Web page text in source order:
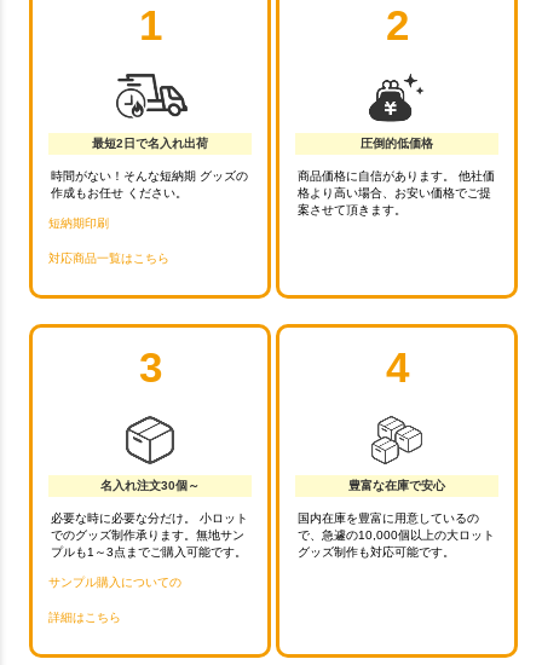
1
最短2日で名入れ出荷
時間がない！そんな短納期 グッズの
作成もお任せ ください。
短納期印刷
対応商品一覧はこちら
2
圧倒的低価格
商品価格に自信があります。 他社価
格より高い場合、お安い価格でご提
案させて頂きます。
3
名入れ注文30個～
必要な時に必要な分だけ。 小ロット
でのグッズ制作承ります。無地サン
プルも1～3点までご購入可能です。
サンプル購入についての
詳細はこちら
4
豊富な在庫で安心
国内在庫を豊富に用意しているの
で、急遽の10,000個以上の大ロット
グッズ制作も対応可能です。